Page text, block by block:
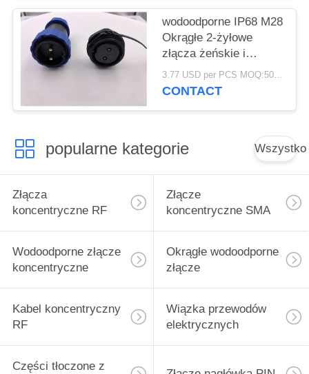
wodoodporne IP68 M28
Okrągłe 2-żyłowe
złącza żeńskie i
męskie Montaż za
pomocą kabli
3.77 USD per PCS MOQ:500szt
CONTACT
popularne kategorie Wszystko
Złącza
koncentryczne RF
Złącze
koncentryczne SMA
Wodoodporne złącze
koncentryczne
Okrągłe wodoodporne
złącze
Kabel koncentryczny
RF
Wiązka przewodów
elektrycznych
Części tłoczone z